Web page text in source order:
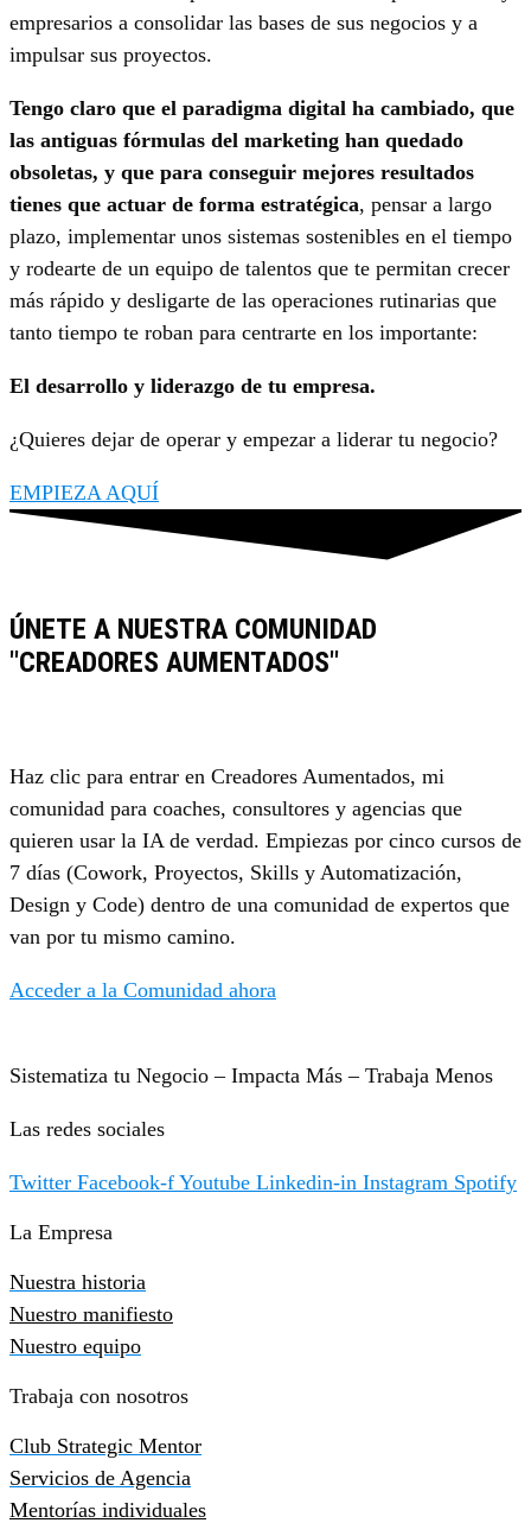
empresarios a consolidar las bases de sus negocios y a
impulsar sus proyectos.
Tengo claro que el paradigma digital ha cambiado, que
las antiguas fórmulas del marketing han quedado
obsoletas, y que para conseguir mejores resultados
tienes que actuar de forma estratégica, pensar a largo
plazo, implementar unos sistemas sostenibles en el tiempo
y rodearte de un equipo de talentos que te permitan crecer
más rápido y desligarte de las operaciones rutinarias que
tanto tiempo te roban para centrarte en los importante:
El desarrollo y liderazgo de tu empresa.
¿Quieres dejar de operar y empezar a liderar tu negocio?
EMPIEZA AQUÍ
ÚNETE A NUESTRA COMUNIDAD
"CREADORES AUMENTADOS"
Haz clic para entrar en Creadores Aumentados, mi
comunidad para coaches, consultores y agencias que
quieren usar la IA de verdad. Empiezas por cinco cursos de
7 días (Cowork, Proyectos, Skills y Automatización,
Design y Code) dentro de una comunidad de expertos que
van por tu mismo camino.
Acceder a la Comunidad ahora
Sistematiza tu Negocio – Impacta Más – Trabaja Menos
Las redes sociales
Twitter Facebook-f Youtube Linkedin-in Instagram Spotify
La Empresa
Nuestra historia
Nuestro manifiesto
Nuestro equipo
Trabaja con nosotros
Club Strategic Mentor
Servicios de Agencia
Mentorías individuales